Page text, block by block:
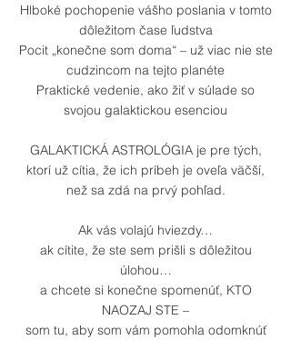
Hlboké pochopenie vášho poslania v tomto
dôležitom čase ľudstva
Pocit „konečne som doma“ – už viac nie ste
cudzincom na tejto planéte
Praktické vedenie, ako žiť v súlade so
svojou galaktickou esenciou
GALAKTICKÁ ASTROLÓGIA je pre tých,
ktorí už cítia, že ich príbeh je oveľa väčší,
než sa zdá na prvý pohľad.
Ak vás volajú hviezdy…
ak cítite, že ste sem prišli s dôležitou
úlohou…
a chcete si konečne spomenúť, KTO
NAOZAJ STE –
som tu, aby som vám pomohla odomknúť